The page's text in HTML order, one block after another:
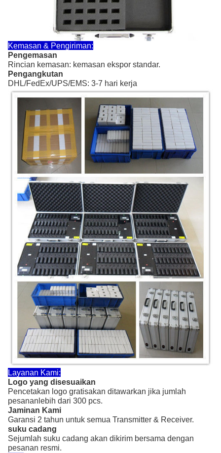
Kemasan & Pengiriman:
Pengemasan
Rincian kemasan: kemasan ekspor standar.
Pengangkutan
DHL/FedEx/UPS/EMS: 3-7 hari kerja
Layanan Kami:
Logo yang disesuaikan
Pencetakan logo gratisakan ditawarkan jika jumlah
pesanan lebih dari 300 pcs.
Jaminan Kami
Garansi 2 tahun untuk semua Transmitter & Receiver.
suku cadang
Sejumlah suku cadang akan dikirim bersama dengan
pesanan resmi.